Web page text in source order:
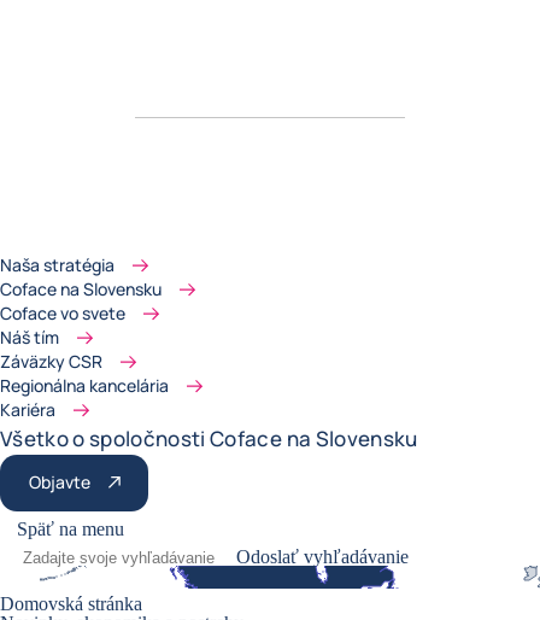
Naša stratégia
Coface na Slovensku
Coface vo svete
Náš tím
Záväzky CSR
Regionálna kancelária
Kariéra
Všetko o spoločnosti Coface na Slovensku
Objavte
Späť na menu
Odoslať vyhľadávanie
Domovská stránka